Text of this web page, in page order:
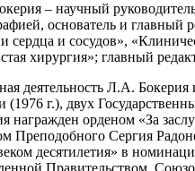
– научный
основатель и
сердца и сосудов»,
хирургия»; главный
деятельность Л.А. Бокерия
(1976 г.), двух
награжден орденом «За
Преподобного Сергия
десятилетия» в